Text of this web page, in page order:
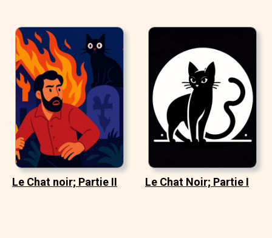
Le Chat noir; Partie II Le Chat Noir; Partie I